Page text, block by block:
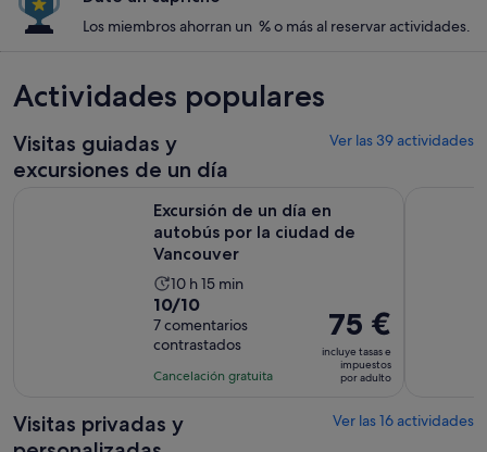
Los miembros ahorran un % o más al reservar actividades.
Actividades populares
Visitas guiadas y
excursiones de un día
Ver las 39 actividades
Excursión de un día en
autobús por la ciudad de
Vancouver
La
duración
de
la
actividad
de
10 horas
10 h 15 min
10.0
sobre
10
con
comentarios
10/10
7 comentarios
contrastados
Cancelación gratuita
El
precio
es
de
por
75 €
incluye tasas e
impuestos
por adulto
Visitas privadas y
Ver las 16 actividades